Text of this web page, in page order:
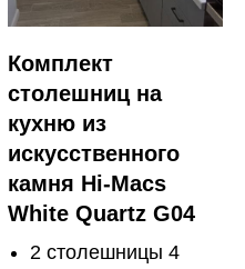
Комплект
столешниц на
кухню из
искусственного
камня Hi-Macs
White Quartz G04
2 столешницы 4